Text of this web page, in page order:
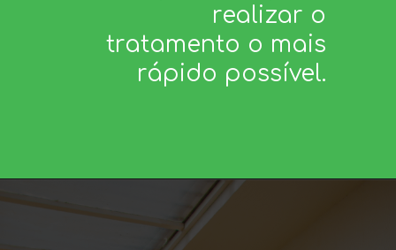
realizar o
tratamento o mais
rápido possível.